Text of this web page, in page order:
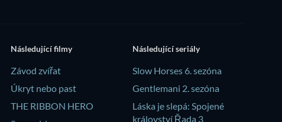
Následující filmy
Závod zvířat
Úkryt nebo past
THE RIBBON HERO
Následující seriály
Slow Horses 6. sezóna
Gentlemani 2. sezóna
Láska je slepá: Spojené
království Řada 3